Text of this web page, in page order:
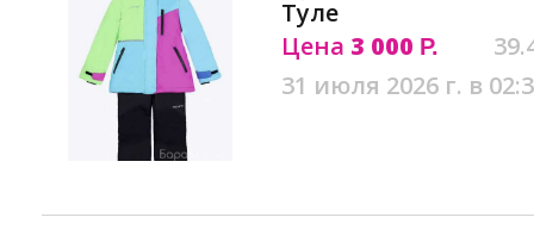
Туле
Цена 3 000 Р.
31 июля 2026 г. в